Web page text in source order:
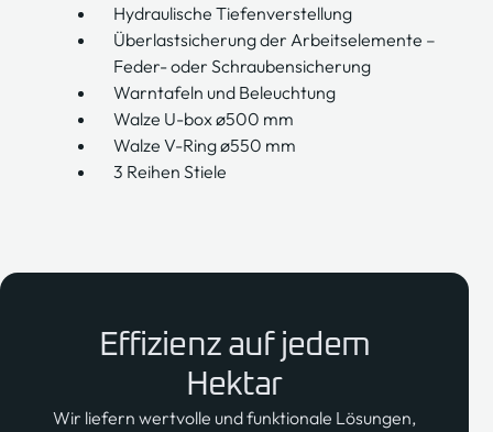
Hydraulische Tiefenverstellung
Überlastsicherung der Arbeitselemente –
Feder- oder Schraubensicherung
Warntafeln und Beleuchtung
Walze U-box ø500 mm
Walze V-Ring ø550 mm
3 Reihen Stiele
Effizienz auf jedem
Hektar
Wir liefern wertvolle und funktionale Lösungen,